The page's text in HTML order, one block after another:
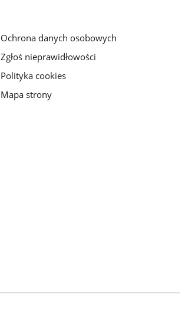
Ochrona danych osobowych
Zgłoś nieprawidłowości
Polityka cookies
Mapa strony